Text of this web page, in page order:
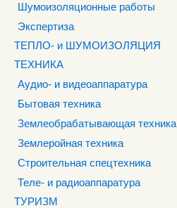
Шумоизоляционные работы
Экспертиза
ТЕПЛО- и ШУМОИЗОЛЯЦИЯ
ТЕХНИКА
Аудио- и видеоаппаратура
Бытовая техника
Землеобрабатывающая техника
Землеройная техника
Строительная спецтехника
Теле- и радиоаппаратура
ТУРИЗМ